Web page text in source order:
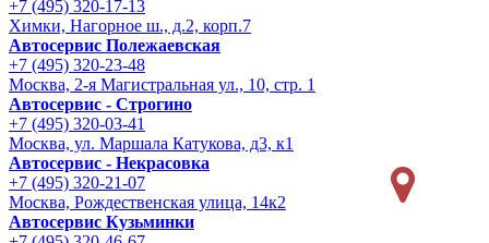
+7 (495) 320-17-13
Химки, Нагорное ш., д.2, корп.7
Автосервис Полежаевская
+7 (495) 320-23-48
Москва, 2-я Магистральная ул., 10, стр. 1
Автосервис - Строгино
+7 (495) 320-03-41
Москва, ул. Маршала Катукова, д3, к1
Автосервис - Некрасовка
+7 (495) 320-21-07
Москва, Рождественская улица, 14к2
Автосервис Кузьминки